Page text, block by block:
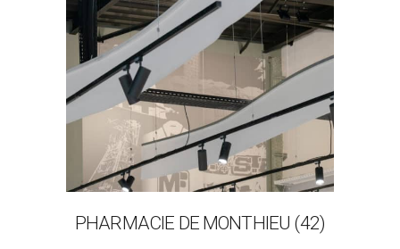
PHARMACIE DE MONTHIEU (42)